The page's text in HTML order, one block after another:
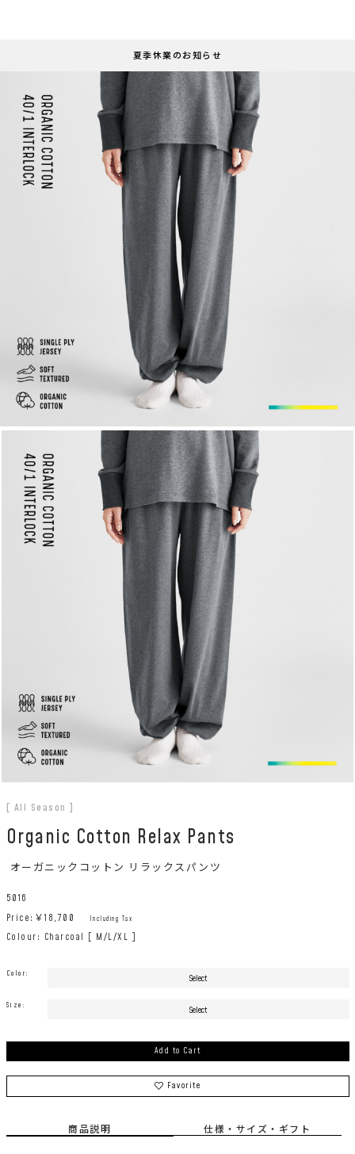
夏季休業のお知らせ
[ All Season ]
Organic Cotton Relax Pants
オーガニックコットン リラックスパンツ
5016
Price:￥18,700 Including Tax
Colour: Charcoal [ M/L/XL ]
Color:
Size:
Add to Cart
Favorite
商品説明 仕様・サイズ・ギフト